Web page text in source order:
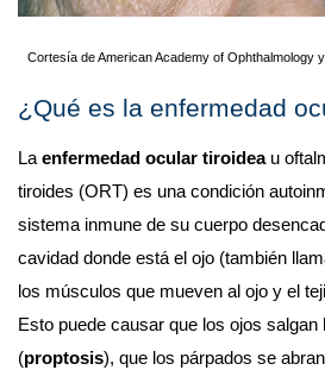
Cortesía de American Academy of Ophthalmology
¿Qué es la enfermedad
La enfermedad ocular tiroidea u
tiroides (ORT) es una condición
sistema inmune de su cuerpo
cavidad donde está el ojo (también
los músculos que mueven al ojo y el
Esto puede causar que los ojos salgan
(proptosis), que los párpados se